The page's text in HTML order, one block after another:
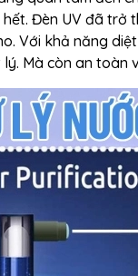
Đèn UV đã trở
Với khả năng
Mà còn an toàn